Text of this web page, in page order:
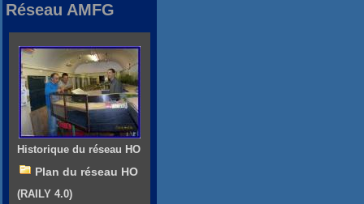
Réseau AMFG
Historique du réseau HO
Plan du réseau HO
(RAILY 4.0)